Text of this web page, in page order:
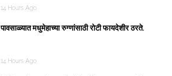
14 Hours Ago
पावसाळ्यात मधुमेहाच्या रुग्णांसाठी रोटी फायदेशीर ठरते.
14 Hours Ago